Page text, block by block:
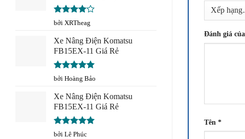
Được
45 sao
bởi XRTheag
Xe Nâng Điện Komatsu
FB15EX-11 Giá Rẻ
Được xếp
5
sao
bởi Hoàng Bảo
Xe Nâng Điện Komatsu
FB15EX-11 Giá Rẻ
Được xếp
bởi Lê Phúc
Đánh giá
Tên *